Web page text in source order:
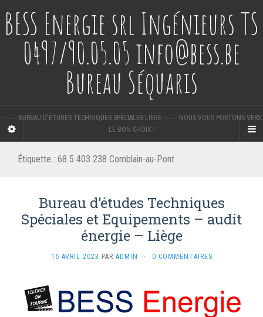
BESS Energie srl Ingénieurs TS
0497/90.05.05 info@bess.be
Bureau Séquaris
-------- BUREAU D'ÉTUDES TECHNIQUES SPÉCIALES LIÈGE -------- NOUS VOUS PORTONS VERS
LE BON CHOIX !
Étiquette : 68 5 403 238 Comblain-au-Pont
Bureau d’études Techniques
Spéciales et Equipements – audit
énergie – Liège
16 AVRIL 2023 PAR ADMIN · 0 COMMENTAIRES